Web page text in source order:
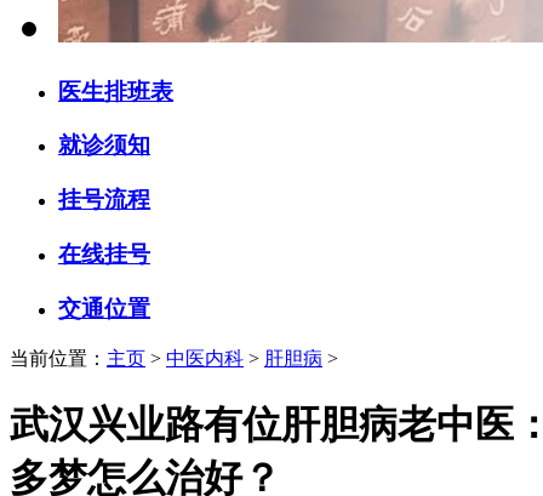
医生排班表
就诊须知
挂号流程
在线挂号
交通位置
当前位置： 主页 > 中医内科 > 肝胆病 >
武汉兴业路有位肝胆病老中医
多梦怎么治好？